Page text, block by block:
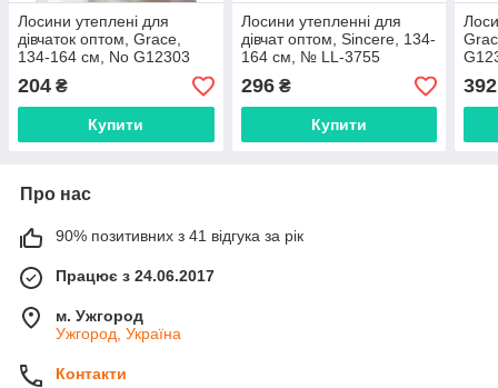
Лосини утеплені для
дівчаток оптом, Grace,
134-164 см, No G12303
204 ₴
Купити
Лосини утепленні для
дівчат оптом, Sincere, 134-
164 см, № LL-3755
296₴
Купити
392
Про нас
90% позитивних з 41 відгука за рік
Працює з 24.06.2017
м. Ужгород
Ужгород, Україна
Контакти